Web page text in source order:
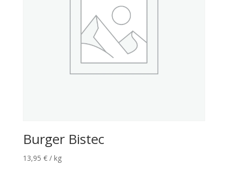
Burger Bistec
13,95 € / kg